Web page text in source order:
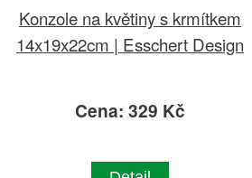
Konzole na květiny s krmítkem
14x19x22cm | Esschert Design
Cena: 329 Kč